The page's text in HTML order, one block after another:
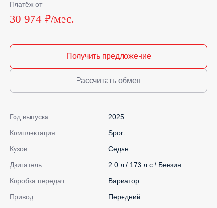
Платёж от
30 974 ₽/мес.
Получить предложение
Рассчитать обмен
Год выпуска 2025
Комплектация Sport
Кузов Седан
Двигатель 2.0 л / 173 л.с / Бензин
Коробка передач Вариатор
Привод Передний